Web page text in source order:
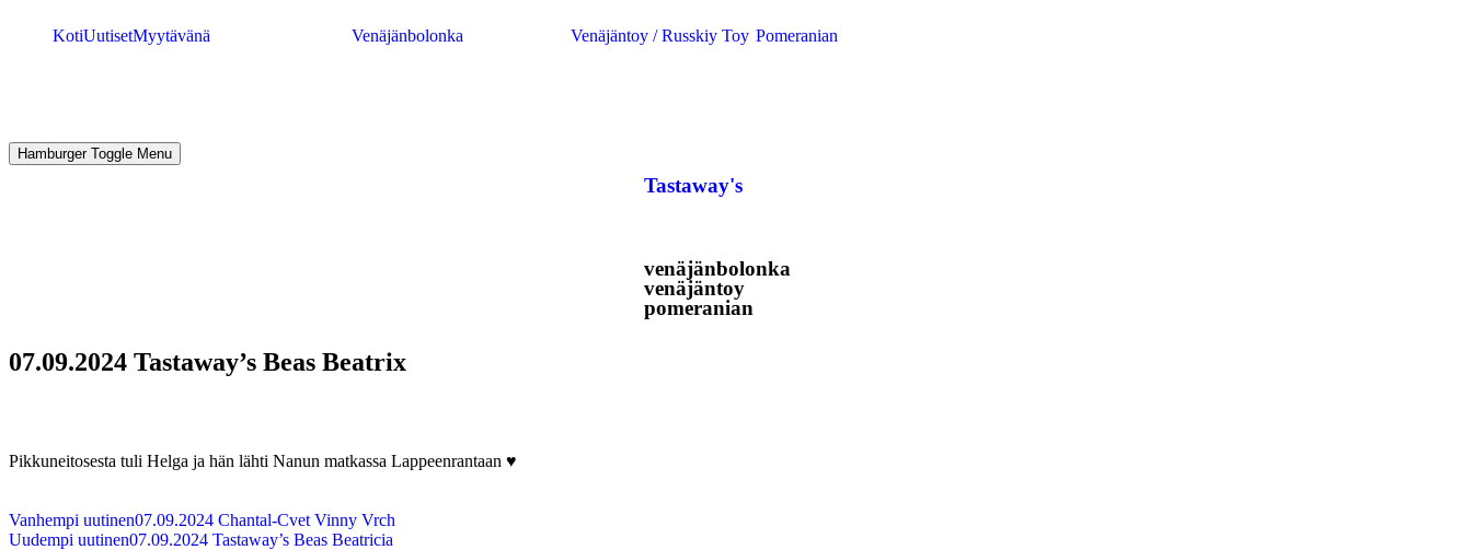
KotiUutisetMyytävänä Venäjänbolonka Venäjäntoy / Russkiy Toy Pomeranian
Hamburger Toggle Menu
Tastaway's
venäjänbolonka
venäjäntoy
pomeranian
07.09.2024 Tastaway’s Beas Beatrix
Pikkuneitosesta tuli Helga ja hän lähti Nanun matkassa Lappeenrantaan ♥
Vanhempi uutinen07.09.2024 Chantal-Cvet Vinny Vrch
Uudempi uutinen07.09.2024 Tastaway’s Beas Beatricia